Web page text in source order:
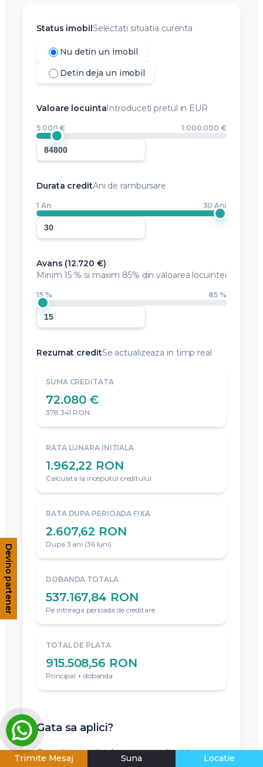
Status imobilSelectati situatia curenta
Nu detin un imobil
Detin deja un imobil
Valoare locuintaIntroduceti pretul in EUR
5.000 € 1.000.000 €
Durata creditAni de rambursare
1 An 30 Ani
Avans (12.720 €)
Minim15 % si maxim 85% din valoarea locuintei
15 % 85 %
Rezumat creditSe actualizeaza in timp real
SUMA CREDITATA
72.080 €
378.341 RON
RATA LUNARA INITIALA
1.962,22 RON
Calculata la inceputul creditului
RATA DUPA PERIOADA FIXA
2.607,62 RON
Dupa 3 ani (36 luni)
DOBANDA TOTALA
537.167,84 RON
Pe intreaga perioada de creditare
TOTAL DE PLATA
915.508,56 RON
Principal + dobanda
Gata sa aplici?
Completeaza datele si un consultant te va
contacta.
Trimite Mesaj Suna Locatie
Devino partener